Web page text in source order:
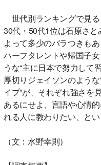
世代別ランキングで見る
30代・50代1位は石原さ
よって多少のバラつきも
ハーフタレントや帰国子
うな“主に日本で努力して
厚切りジェイソンのよう
イプ”が、それぞれ強さを
あるにせよ、言語や心情
れる人に教わりたい、と
（文：水野幸則）